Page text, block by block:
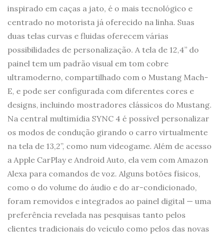
inspirado em caças a jato, é o mais tecnológico e
centrado no motorista já oferecido na linha. Suas
duas telas curvas e fluidas oferecem várias
possibilidades de personalização. A tela de 12,4” do
painel tem um padrão visual em tom cobre
ultramoderno, compartilhado com o Mustang Mach-
E, e pode ser configurada com diferentes cores e
designs, incluindo mostradores clássicos do Mustang.
Na central multimídia SYNC 4 é possível personalizar
os modos de condução girando o carro virtualmente
na tela de 13,2”, como num videogame. Além de acesso
a Apple CarPlay e Android Auto, ela vem com Amazon
Alexa para comandos de voz. Alguns botões físicos,
como o do volume do áudio e do ar-condicionado,
foram removidos e integrados ao painel digital — uma
preferência revelada nas pesquisas tanto pelos
clientes tradicionais do veículo como pelos das novas